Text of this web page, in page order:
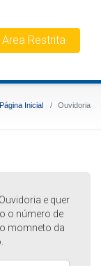
Area Restrita
Página Inicial Ouvidoria
e quer
o número de
momneto da